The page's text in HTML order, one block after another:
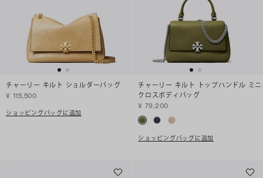
チャーリー キルト ショルダーバッグ
¥ 115,500
ショッピングバッグに追加
チャーリー キルト トップハンドル ミニ
クロスボディバッグ
¥ 79,200
ショッピングバッグに追加